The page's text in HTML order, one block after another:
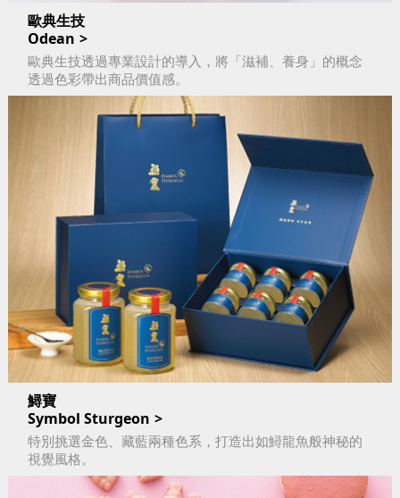
歐典生技
Odean
歐典生技透過專業設計的導入，將「滋補、養身」的概念
透過色彩帶出商品價值感。
鱘寶
Symbol Sturgeon
特別挑選金色、藏藍兩種色系，打造出如鱘龍魚般神秘的
視覺風格。